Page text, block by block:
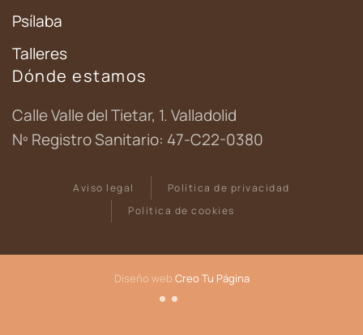
Psílaba
Talleres
Dónde estamos
Calle Valle del Tietar, 1. Valladolid
Nº Registro Sanitario: 47-C22-0380
Aviso legal
Política de privacidad
Política de cookies
Diseño web Creo Tu Página